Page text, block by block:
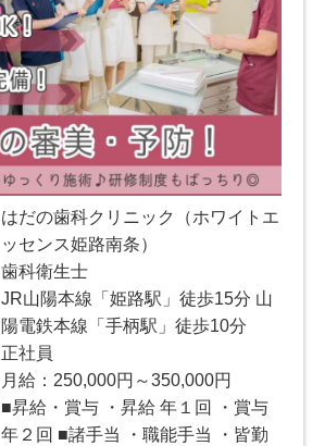
はだの歯科クリニック（ホワイトエ
ッセンス姫路南条）
歯科衛生士
JR山陽本線「姫路駅」徒歩15分 山
陽電鉄本線「手柄駅」徒歩10分
正社員
月給：250,000円～350,000円
■昇給・賞与 ・昇給 年１回 ・賞与
年２回 ■諸手当 ・職能手当 ・皆勤